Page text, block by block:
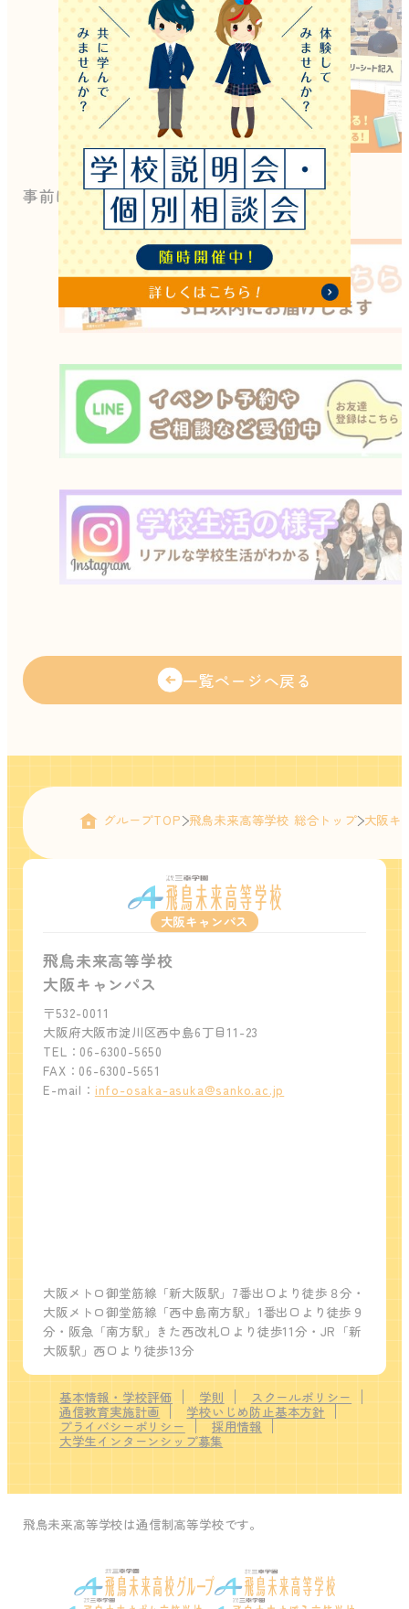
事前に資料がほしい方はこちらをクリック↓
一覧ページへ戻る
グループTOP 飛鳥未来高等学校 総合トップ 大阪キ
大阪キャンパス
飛鳥未来高等学校
大阪キャンパス
〒532-0011
大阪府大阪市淀川区西中島6丁目11-23
TEL：06-6300-5650
FAX：06-6300-5651
E-mail： info-osaka-asuka@sanko.ac.jp
大阪メトロ御堂筋線「新大阪駅」7番出口より徒歩８分・
大阪メトロ御堂筋線「西中島南方駅」1番出口より徒歩９
分・阪急「南方駅」きた西改札口より徒歩11分・JR「新
大阪駅」西口より徒歩13分
基本情報・学校評価 学則
スクールポリシー
通信教育実施計画
学校いじめ防止基本方針
プライバシーポリシー
採用情報
大学生インターンシップ募集
飛鳥未来高等学校は通信制高等学校です。